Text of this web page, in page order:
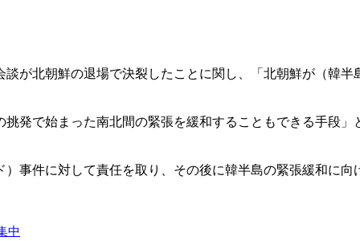
が北朝鮮の退場で決裂したことに関し、「北朝鮮が（韓
発で始まった南北間の緊張を緩和することもできる手段
事件に対して責任を取り、その後に韓半島の緊張緩和に向
中